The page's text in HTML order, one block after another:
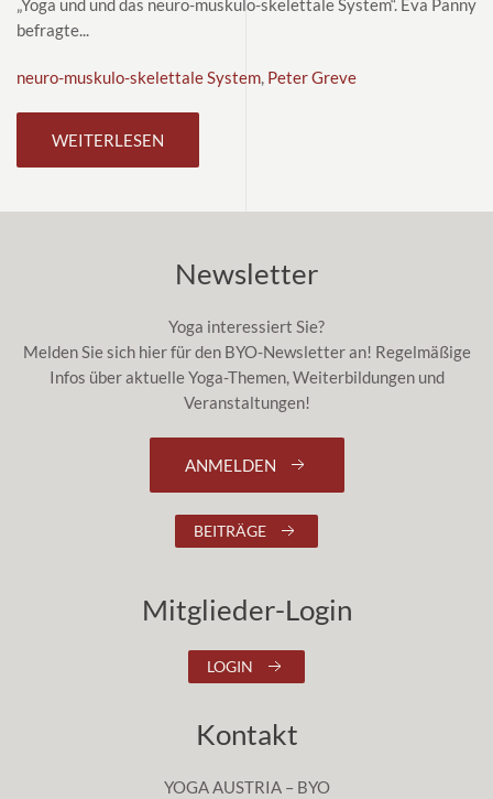
„Yoga und und das neuro-muskulo-skelettale System“. Eva Panny
befragte...
neuro-muskulo-skelettale System, Peter Greve
WEITERLESEN
Newsletter
Yoga interessiert Sie?
Melden Sie sich hier für den BYO-Newsletter an! Regelmäßige
Infos über aktuelle Yoga-Themen, Weiterbildungen und
Veranstaltungen!
ANMELDEN
BEITRÄGE
Mitglieder-Login
LOGIN
Kontakt
YOGA AUSTRIA – BYO